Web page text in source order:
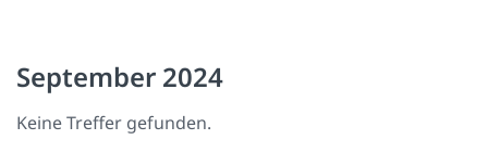
September 2024
Keine Treffer gefunden.